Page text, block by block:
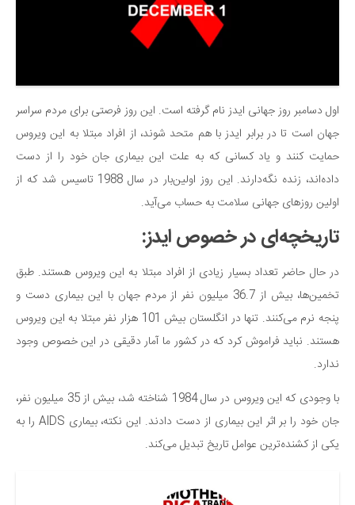
عکاسی و هنرهای تجسمی
کتاب و کتاب‌خوانی
تاریخ
معماری
علمی
فناوری‌ها
نجوم و هوا فضا
زمین و محیط زیست
خودرو
سرگرمی
بازی
طنز
اول دسامبر روز جهانی ایدز نام گرفته است. این روز فرصتی برای مردم سراسر
جهان است تا در برابر ایدز با هم متحد شوند، از افراد مبتلا به این ویروس
حمایت کنند و یاد کسانی که به علت این بیماری جان خود را از دست
داده‌اند، زنده نگه‌دارند. این روز اولین‌بار در سال 1988 تاسیس شد که از
اولین روزهای جهانی سلامت به حساب می‌آید.
تاریخچه‌ای در خصوص ایدز:
در حال حاضر تعداد بسیار زیادی از افراد مبتلا به این ویروس هستند. طبق
تخمین‌ها، بیش از 36.7 میلیون نفر از مردم جهان با این بیماری دست و
پنجه نرم می‌کنند. تنها در انگلستان بیش 101 هزار نفر مبتلا به این ویروس
هستند. نباید فراموش کرد که در کشور ما آمار دقیقی در این خصوص وجود
ندارد.
با وجودی که این ویروس در سال 1984 شناخته شد، بیش از 35 میلیون نفر،
جان خود را بر اثر این بیماری از دست دادند. این نکته، بیماری AIDS را به
یکی از کشنده‌ترین عوامل تاریخ تبدیل می‌کند.